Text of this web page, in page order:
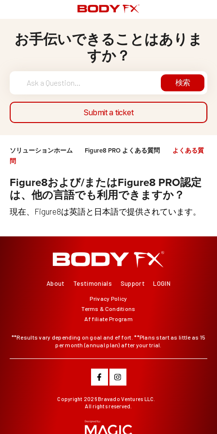
お手伝いできることはありま
すか？
検索
Submit a ticket
ソリューションホーム Figure8 PRO よくある質問
よくある質
問
Figure8および/またはFigure8 PRO認定
は、他の言語でも利用できますか？
現在、Figure8は英語と日本語で提供されています。
About Testimonials Support LOGIN
Privacy Policy
Terms & Conditions
Affiliate Program
**Results vary depending on goal and effort. **Plans start as little as 15
per month (annual plan) after your trial.
Copyright 2026 Bravado Ventures LLC.
All rights reserved.